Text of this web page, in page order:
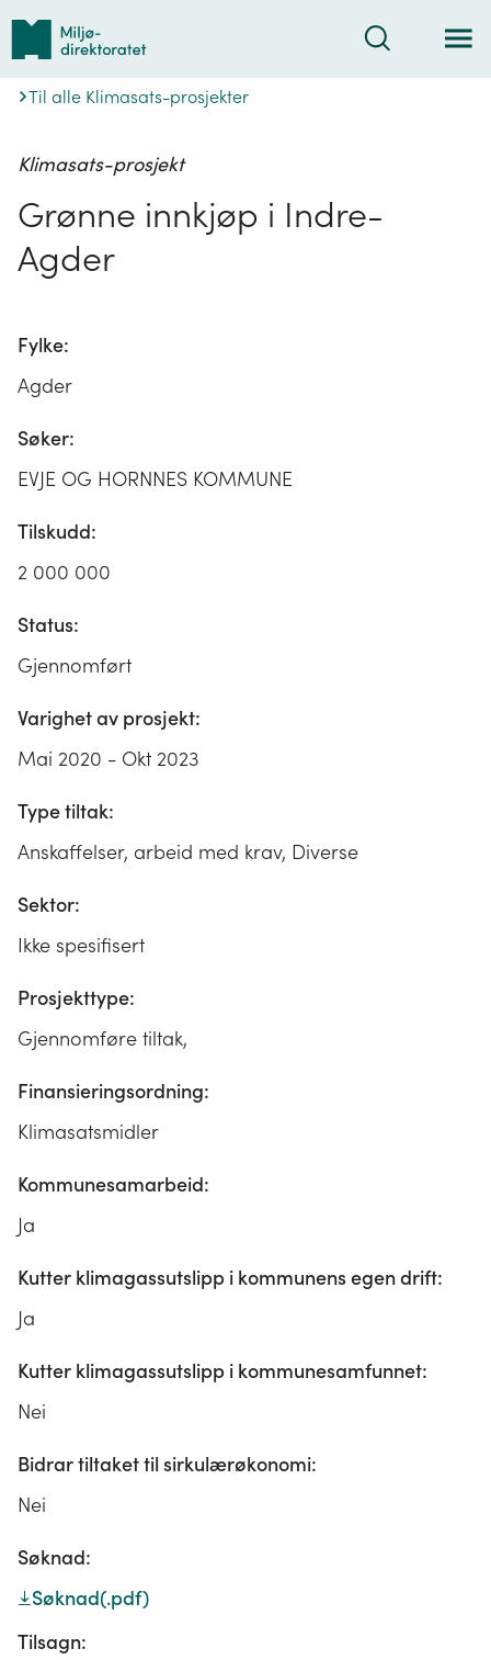
Tilbake
forsiden
Søk
Til alle Klimasats-prosjekter
Klimasats-prosjekt
Grønne innkjøp i Indre-
Agder
Fylke:
Agder
Søker:
EVJE OG HORNNES KOMMUNE
Tilskudd:
2 000 000
Status:
Gjennomført
Varighet av prosjekt:
Mai 2020 - Okt 2023
Type tiltak:
Anskaffelser, arbeid med krav, Diverse
Sektor:
Ikke spesifisert
Prosjekttype:
Gjennomføre tiltak,
Finansieringsordning:
Klimasatsmidler
Kommunesamarbeid:
Ja
Kutter klimagassutslipp i kommunens egen drift:
Ja
Kutter klimagassutslipp i kommunesamfunnet:
Nei
Bidrar tiltaket til sirkulærøkonomi:
Nei
Søknad:
Søknad(.pdf)
Tilsagn: